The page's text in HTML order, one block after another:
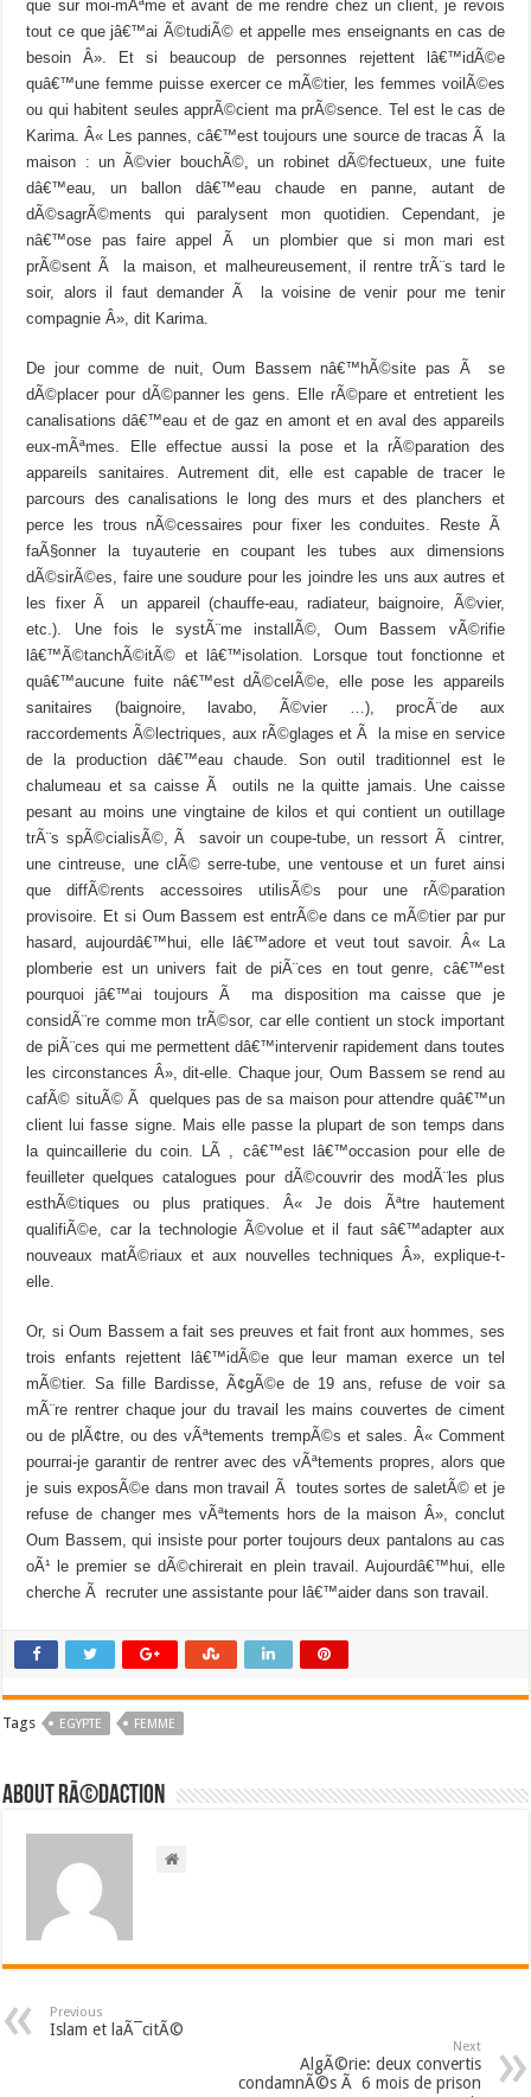
que sur moi-mÃªme et avant de me rendre chez un client, je revois
tout ce que jâ€™ai Ã©tudiÃ© et appelle mes enseignants en cas de
besoin Â». Et si beaucoup de personnes rejettent lâ€™idÃ©e
quâ€™une femme puisse exercer ce mÃ©tier, les femmes voilÃ©es
ou qui habitent seules apprÃ©cient ma prÃ©sence. Tel est le cas de
Karima. Â« Les pannes, câ€™est toujours une source de tracas Ã la
maison : un Ã©vier bouchÃ©, un robinet dÃ©fectueux, une fuite
dâ€™eau, un ballon dâ€™eau chaude en panne, autant de
dÃ©sagrÃ©ments qui paralysent mon quotidien. Cependant, je
nâ€™ose pas faire appel Ã un plombier que si mon mari est
prÃ©sent Ã la maison, et malheureusement, il rentre trÃ¨s tard le
soir, alors il faut demander Ã la voisine de venir pour me tenir
compagnie Â», dit Karima.
De jour comme de nuit, Oum Bassem nâ€™hÃ©site pas Ã se
dÃ©placer pour dÃ©panner les gens. Elle rÃ©pare et entretient les
canalisations dâ€™eau et de gaz en amont et en aval des appareils
eux-mÃªmes. Elle effectue aussi la pose et la rÃ©paration des
appareils sanitaires. Autrement dit, elle est capable de tracer le
parcours des canalisations le long des murs et des planchers et
perce les trous nÃ©cessaires pour fixer les conduites. Reste Ã
faÃ§onner la tuyauterie en coupant les tubes aux dimensions
dÃ©sirÃ©es, faire une soudure pour les joindre les uns aux autres et
les fixer Ã un appareil (chauffe-eau, radiateur, baignoire, Ã©vier,
etc.). Une fois le systÃ¨me installÃ©, Oum Bassem vÃ©rifie
lâ€™Ã©tanchÃ©itÃ© et lâ€™isolation. Lorsque tout fonctionne et
quâ€™aucune fuite nâ€™est dÃ©celÃ©e, elle pose les appareils
sanitaires (baignoire, lavabo, Ã©vier …), procÃ¨de aux
raccordements Ã©lectriques, aux rÃ©glages et Ã la mise en service
de la production dâ€™eau chaude. Son outil traditionnel est le
chalumeau et sa caisse Ã outils ne la quitte jamais. Une caisse
pesant au moins une vingtaine de kilos et qui contient un outillage
trÃ¨s spÃ©cialisÃ©, Ã savoir un coupe-tube, un ressort Ã cintrer,
une cintreuse, une clÃ© serre-tube, une ventouse et un furet ainsi
que diffÃ©rents accessoires utilisÃ©s pour une rÃ©paration
provisoire. Et si Oum Bassem est entrÃ©e dans ce mÃ©tier par pur
hasard, aujourdâ€™hui, elle lâ€™adore et veut tout savoir. Â« La
plomberie est un univers fait de piÃ¨ces en tout genre, câ€™est
pourquoi jâ€™ai toujours Ã ma disposition ma caisse que je
considÃ¨re comme mon trÃ©sor, car elle contient un stock important
de piÃ¨ces qui me permettent dâ€™intervenir rapidement dans toutes
les circonstances Â», dit-elle. Chaque jour, Oum Bassem se rend au
cafÃ© situÃ© Ã quelques pas de sa maison pour attendre quâ€™un
client lui fasse signe. Mais elle passe la plupart de son temps dans
la quincaillerie du coin. LÃ , câ€™est lâ€™occasion pour elle de
feuilleter quelques catalogues pour dÃ©couvrir des modÃ¨les plus
esthÃ©tiques ou plus pratiques. Â« Je dois Ãªtre hautement
qualifiÃ©e, car la technologie Ã©volue et il faut sâ€™adapter aux
nouveaux matÃ©riaux et aux nouvelles techniques Â», explique-t-
elle.
Or, si Oum Bassem a fait ses preuves et fait front aux hommes, ses
trois enfants rejettent lâ€™idÃ©e que leur maman exerce un tel
mÃ©tier. Sa fille Bardisse, Ã¢gÃ©e de 19 ans, refuse de voir sa
mÃ¨re rentrer chaque jour du travail les mains couvertes de ciment
ou de plÃ¢tre, ou des vÃªtements trempÃ©s et sales. Â« Comment
pourrai-je garantir de rentrer avec des vÃªtements propres, alors que
je suis exposÃ©e dans mon travail Ã toutes sortes de saletÃ© et je
refuse de changer mes vÃªtements hors de la maison Â», conclut
Oum Bassem, qui insiste pour porter toujours deux pantalons au cas
oÃ¹ le premier se dÃ©chirerait en plein travail. Aujourdâ€™hui, elle
cherche Ã recruter une assistante pour lâ€™aider dans son travail.
Tags EGYPTE FEMME
About RÃ©daction
Previous
Islam et laÃ¯citÃ©
Next
AlgÃ©rie: deux convertis
condamnÃ©s Ã 6 mois de prison